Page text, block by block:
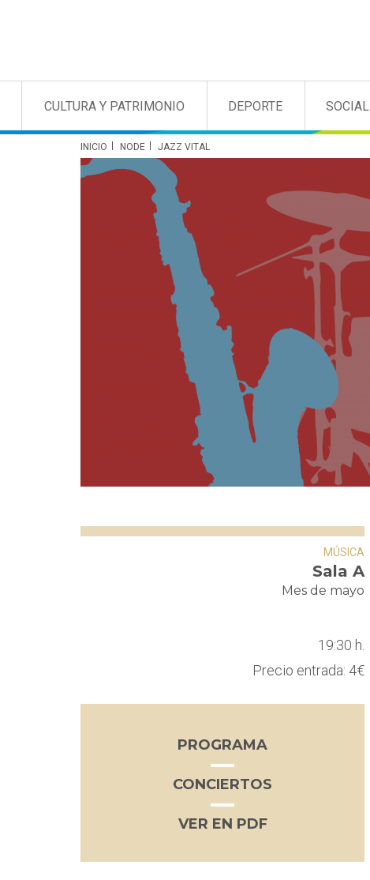
CULTURA Y PATRIMONIO DEPORTE SOCIAL
INICIO NODE JAZZ VITAL
MÚSICA
Sala A
Mes de mayo
19:30 h.
Precio entrada: 4€
PROGRAMA
CONCIERTOS
VER EN PDF